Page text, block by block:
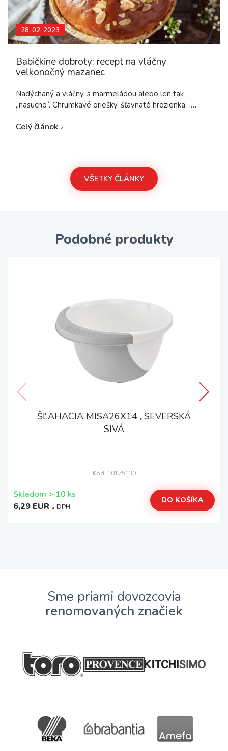
28. 02. 2023
Babičkine dobroty: recept na vláčny
veľkonočný mazanec
Nadýchaný a vláčny, s marmeládou alebo len tak
„nasucho“. Chrumkavé oriešky, šťavnaté hrozienka……
Celý článok
VŠETKY ČLÁNKY
Podobné produkty
ŠĽAHACIA MISA26X14 , SEVERSKÁ
SIVÁ
Kód: 10175130
Skladom > 10 ks
6,29 EUR s DPH
DO KOŠÍKA
Sme priami dovozcovia
renomovaných značiek